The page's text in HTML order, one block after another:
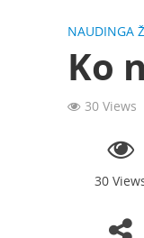
NAUDINGA
Ko
30 Views
30